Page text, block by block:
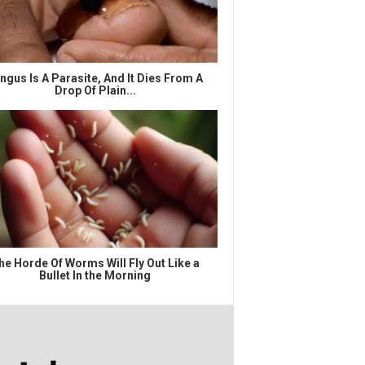
Is A Parasite, And It Dies From A
Drop Of Plain...
Horde Of Worms Will Fly Out Like a
Bullet In the Morning